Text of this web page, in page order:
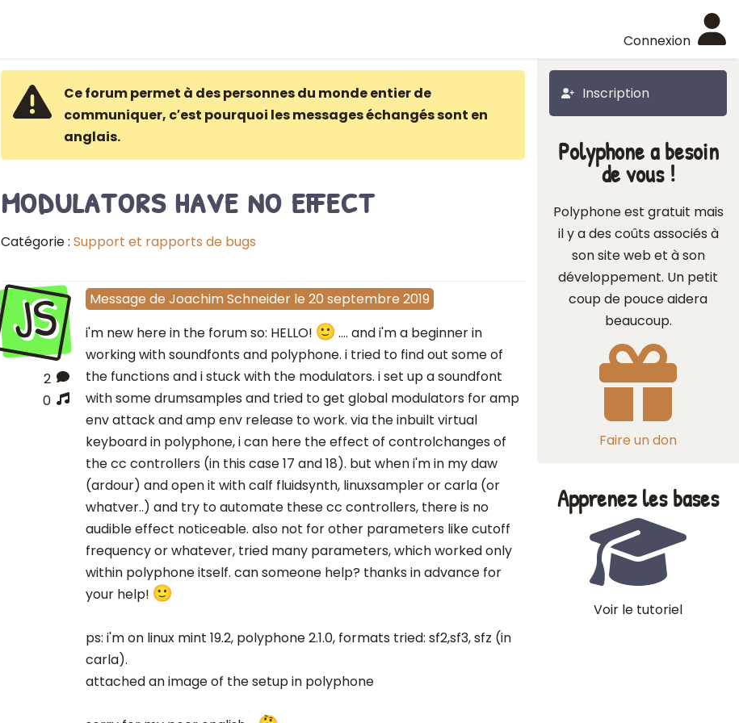
Connexion
Inscription
Ce forum permet à des personnes du monde entier de
communiquer, c′est pourquoi les messages échangés sont en
anglais.
modulators have no effect
Catégorie : Support et rapports de bugs
JS
2
0
Message de Joachim Schneider le 20 septembre 2019
i'm new here in the forum so: HELLO!
.... and i'm a beginner in
working with soundfonts and polyphone. i tried to find out some of
the functions and i stuck with the modulators. i set up a soundfont
with some drumsamples and tried to get global modulators for amp
env attack and amp env release to work. via the inbuilt virtual
keyboard in polyphone, i can here the effect of controlchanges of
the cc controllers (in this case 17 and 18). but when i'm in my daw
(ardour) and open it with calf fluidsynth, linuxsampler or carla (or
whatver..) and try to automate these cc controllers, there is no
audible effect noticeable. also not for other parameters like cutoff
frequency or whatever, tried many parameters, which worked only
within polyphone itself. can someone help? thanks in advance for
your help!
ps: i'm on linux mint 19.2, polyphone 2.1.0, formats tried: sf2,sf3, sfz (in
carla).
attached an image of the setup in polyphone
Polyphone a besoin
de vous !
Polyphone est gratuit mais
il y a des coûts associés à
son site web et à son
développement. Un petit
coup de pouce aidera
beaucoup.
Faire un don
Apprenez les bases
Voir le tutoriel